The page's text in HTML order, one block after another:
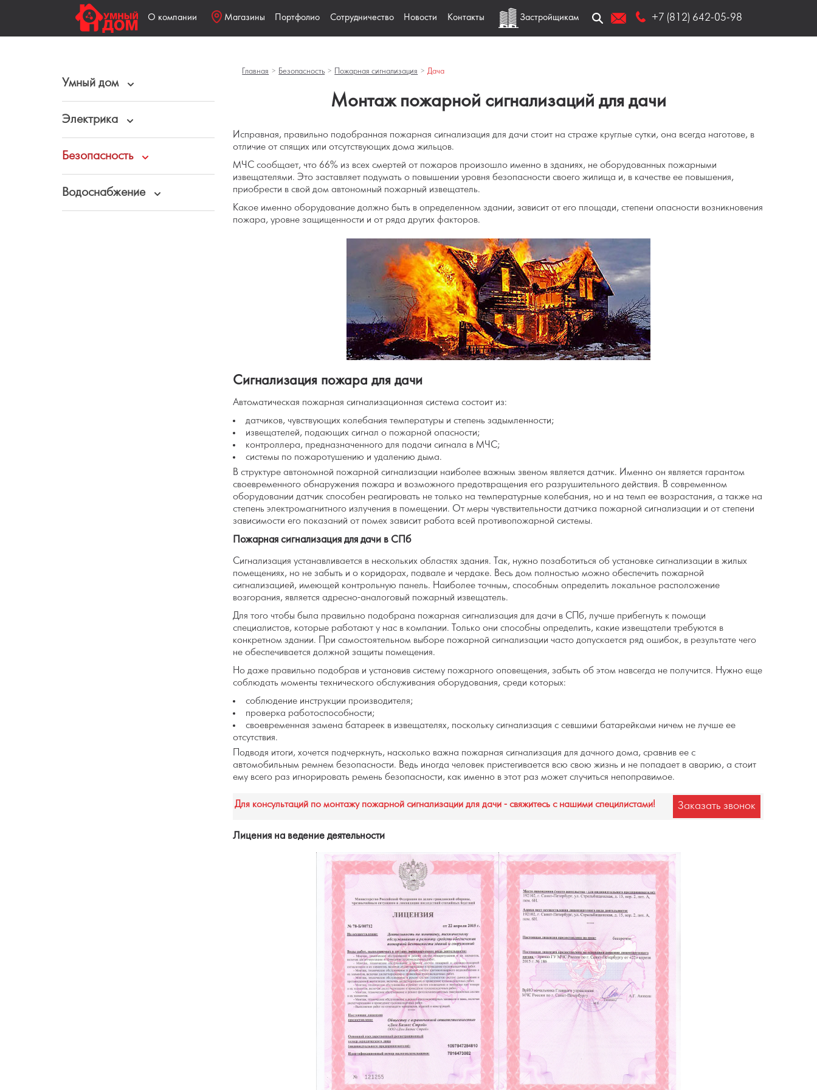
О компании Магазины Портфолио Сотрудничество Новости Контакты Застройщикам +7 (812) 642-05-98
Умный дом
Электрика
Безопасность
Водоснабжение
Главная > Безопасность > Пожарная сигнализация > Дача
Монтаж пожарной сигнализаций для дачи
Исправная, правильно подобранная пожарная сигнализация для дачи стоит на страже круглые сутки, она всегда наготове, в
отличие от спящих или отсутствующих дома жильцов.
МЧС сообщает, что 66% из всех смертей от пожаров произошло именно в зданиях, не оборудованных пожарными
извещателями. Это заставляет подумать о повышении уровня безопасности своего жилища и, в качестве ее повышения,
приобрести в свой дом автономный пожарный извещатель.
Какое именно оборудование должно быть в определенном здании, зависит от его площади, степени опасности возникновения
пожара, уровне защищенности и от ряда других факторов.
Сигнализация пожара для дачи
Автоматическая пожарная сигнализационная система состоит из:
датчиков, чувствующих колебания температуры и степень задымленности;
извещателей, подающих сигнал о пожарной опасности;
контроллера, предназначенного для подачи сигнала в МЧС;
системы по пожаротушению и удалению дыма.
В структуре автономной пожарной сигнализации наиболее важным звеном является датчик. Именно он является гарантом
своевременного обнаружения пожара и возможного предотвращения его разрушительного действия. В современном
оборудовании датчик способен реагировать не только на температурные колебания, но и на темп ее возрастания, а также на
степень электромагнитного излучения в помещении. От меры чувствительности датчика пожарной сигнализации и от степени
зависимости его показаний от помех зависит работа всей противопожарной системы.
Пожарная сигнализация для дачи в СПб
Сигнализация устанавливается в нескольких областях здания. Так, нужно позаботиться об установке сигнализации в жилых
помещениях, но не забыть и о коридорах, подвале и чердаке. Весь дом полностью можно обеспечить пожарной
сигнализацией, имеющей контрольную панель. Наиболее точным, способным определить локальное расположение
возгорания, является адресно-аналоговый пожарный извещатель.
Для того чтобы была правильно подобрана пожарная сигнализация для дачи в СПб, лучше прибегнуть к помощи
специалистов, которые работают у нас в компании. Только они способны определить, какие извещатели требуются в
конкретном здании. При самостоятельном выборе пожарной сигнализации часто допускается ряд ошибок, в результате чего
не обеспечивается должной защиты помещения.
Но даже правильно подобрав и установив систему пожарного оповещения, забыть об этом навсегда не получится. Нужно еще
соблюдать моменты технического обслуживания оборудования, среди которых:
соблюдение инструкции производителя;
проверка работоспособности;
своевременная замена батареек в извещателях, поскольку сигнализация с севшими батарейками ничем не лучше ее
отсутствия.
Подводя итоги, хочется подчеркнуть, насколько важна пожарная сигнализация для дачного дома, сравнив ее с
автомобильным ремнем безопасности. Ведь иногда человек пристегивается всю свою жизнь и не попадает в аварию, а стоит
ему всего раз игнорировать ремень безопасности, как именно в этот раз может случиться непоправимое.
Для консультаций по монтажу пожарной сигнализации для дачи - свяжитесь с нашими специлистами! Заказать звонок
Лицения на ведение деятельности